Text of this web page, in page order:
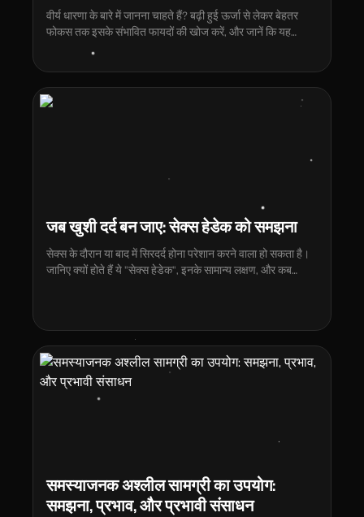
वीर्य धारणा के बारे में जानना चाहते हैं? बढ़ी हुई ऊर्जा से लेकर बेहतर
फोकस तक इसके संभावित फायदों की खोज करें, और जानें कि यह
प्राचीन अभ्यास कैसे एक अधिक अनुशासित और संतुष्टजनक जीवनशैली
जब खुशी दर्द बन जाए: सेक्स हेडेक को समझना
सेक्स के दौरान या बाद में सिरदर्द होना परेशान करने वाला हो सकता है।
जानिए क्यों होते हैं ये "सेक्स हेडेक", इनके सामान्य लक्षण, और कब
समस्याजनक अश्लील सामग्री का उपयोग:
समझना, प्रभाव, और प्रभावी संसाधन